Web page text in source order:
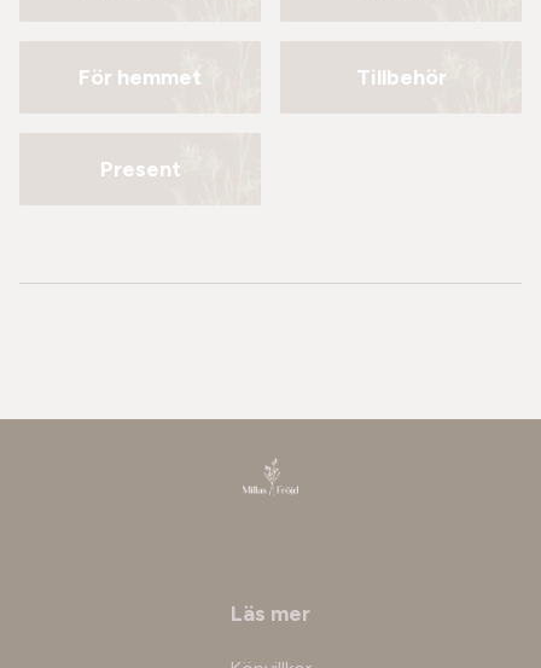
För hemmet Tillbehör
Present
Läs mer